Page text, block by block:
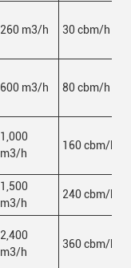
260 m3/h 30 cbm/h
600 m3/h 80 cbm/h
1,000
m3/h
160 cbm/h
1,500
m3/h
240 cbm/h
2,400
m3/h
360 cbm/h